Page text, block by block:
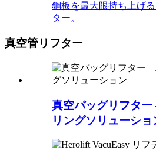
鋼板を最大限持ち上げ
ター。
真空管リフター
真空バッグリフター
リングソリューショ